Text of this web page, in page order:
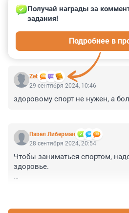
Гость
Zet
Получай награды за
задания!
Подробнее в
29 сентября 2024, 10:46
здоровому спорт не нужен, а
Павел Либерман
28 сентября 2024, 20:54
Чтобы заниматься спортом,
здоровье.